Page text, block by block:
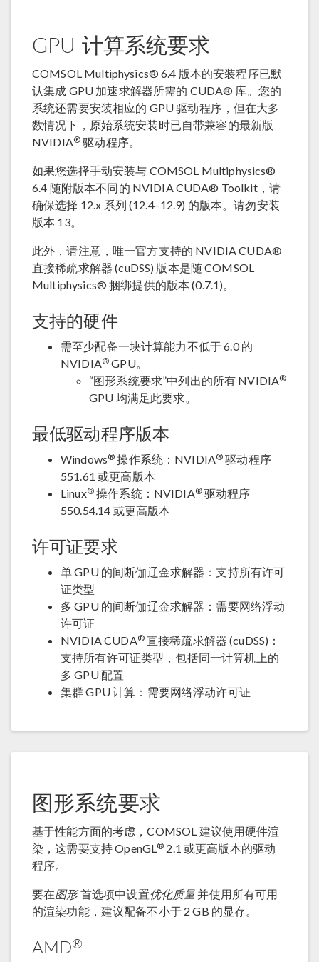
GPU 计算系统要求
COMSOL Multiphysics® 6.4 版本的安装程序已默
认集成 GPU 加速求解器所需的 CUDA® 库。您的
系统还需要安装相应的 GPU 驱动程序，但在大多
数情况下，原始系统安装时已自带兼容的最新版
NVIDIA® 驱动程序。
如果您选择手动安装与 COMSOL Multiphysics®
6.4 随附版本不同的 NVIDIA CUDA® Toolkit，请
确保选择 12.x 系列 (12.4–12.9) 的版本。请勿安装
版本 13。
此外，请注意，唯一官方支持的 NVIDIA CUDA®
直接稀疏求解器 (cuDSS) 版本是随 COMSOL
Multiphysics® 捆绑提供的版本 (0.7.1)。
支持的硬件
需至少配备一块计算能力不低于 6.0 的
NVIDIA® GPU。
“图形系统要求”中列出的所有 NVIDIA®
GPU 均满足此要求。
最低驱动程序版本
Windows® 操作系统：NVIDIA® 驱动程序
551.61 或更高版本
Linux®操作系统：NVIDIA®驱动程序
550.54.14 或更高版本
许可证要求
单 GPU 的间断伽辽金求解器：支持所有许可
证类型
多 GPU 的间断伽辽金求解器：需要网络浮动
许可证
NVIDIA CUDA®直接稀疏求解器 (cuDSS)：
支持所有许可证类型，包括同一计算机上的
多 GPU 配置
集群 GPU 计算：需要网络浮动许可证
图形系统要求
基于性能方面的考虑，COMSOL 建议使用硬件渲
染，这需要支持 OpenGL® 2.1 或更高版本的驱动
程序。
要在图形首选项中设置优化质量并使用所有可用
的渲染功能，建议配备不小于 2 GB 的显存。
AMD®